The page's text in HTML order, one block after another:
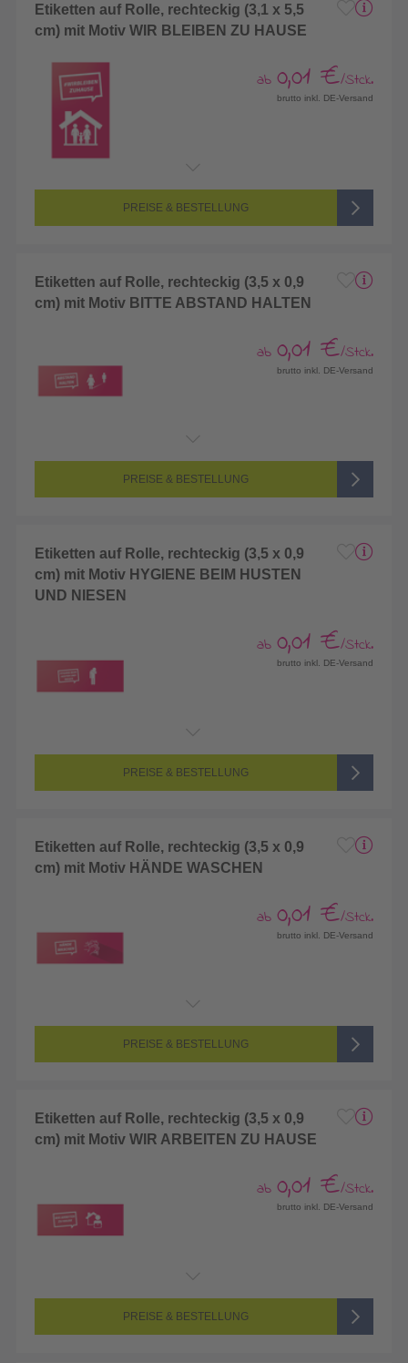
Etiketten auf Rolle, rechteckig (3,1 x 5,5
cm) mit Motiv WIR BLEIBEN ZU HAUSE
ab 0,01 €/Stck.
brutto inkl. DE-Versand
PREISE & BESTELLUNG
Etiketten auf Rolle, rechteckig (3,5 x 0,9
cm) mit Motiv BITTE ABSTAND HALTEN
ab 0,01 €/Stck.
brutto inkl. DE-Versand
PREISE & BESTELLUNG
Etiketten auf Rolle, rechteckig (3,5 x 0,9
cm) mit Motiv HYGIENE BEIM HUSTEN
UND NIESEN
ab 0,01 €/Stck.
brutto inkl. DE-Versand
PREISE & BESTELLUNG
Etiketten auf Rolle, rechteckig (3,5 x 0,9
cm) mit Motiv HÄNDE WASCHEN
ab 0,01 €/Stck.
brutto inkl. DE-Versand
PREISE & BESTELLUNG
Etiketten auf Rolle, rechteckig (3,5 x 0,9
cm) mit Motiv WIR ARBEITEN ZU HAUSE
ab 0,01 €/Stck.
brutto inkl. DE-Versand
PREISE & BESTELLUNG